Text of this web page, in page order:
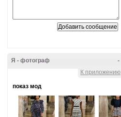
-
Я - фотограф
К приложению
показ мод